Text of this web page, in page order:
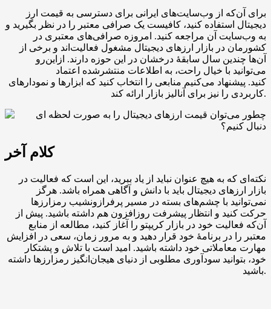
برای آن‌که از وب‌سایت‌های ایرانی برای دسترسی به قیمت ارز
دیجیتال استفاده کنید، کافیست یک صرافی معتبر را در نظر بگیرید و
به وب‌سایت آن مراجعه کنید. امروزه صرافی‌های معتبری در
کشورمان در بازار ارزهای دیجیتال مشغول فعالیت‌اند و برخی از
آن‌ها چندین سال سابقهٔ درخشان در این حوزه دارند. ازاین‌رو
می‌توانید با خیال راحت، به اطلاعات منتشرشده اعتماد
کنید. پیشنهاد می‌کنیم منابعی را انتخاب کنید که ابزارها و نمودارهای
کاربردی را نیز برای آنالیز بازار ارائه کند.
کلام آخر
نکته‌ای که به هیچ عنوان نباید از یاد ببرید، این است که فعالیت در
بازار ارزهای دیجیتال باید با دانش و آگاهی همراه باشد. هرگز
نمی‌توانید با چشم‌های بسته در مسیر پرفرازونشیب رمزارزها
حرکت کنید و انتظار پیشرفت روزافزون هم داشته باشید. پیش از
آن‌که فعالیت خود در بازار کریپتو را آغاز کنید، مطالعه از منابع
معتبر را در برنامهٔ خود قرار دهید و به مرور زمان، سعی در افزایش
مهارت معاملاتی خود داشته باشید. امید است با تلاش و پشتکار
خود، بتوانید سودآوری مطلوبی از دنیای هیجان‌انگیز رمزارزها داشته
باشید.